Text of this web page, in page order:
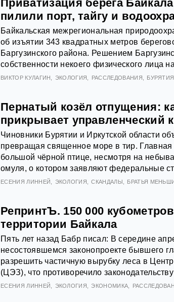
Приватизация берега
пилили порт, тайгу и
Байкальская межрегиональная
об изъятии 343 квадратных метров
Баргузинского района. Решением
собственности некоего физического лица
ВИКТОР КУЛАГИН ЭКОЛОГИЯ РАССЛЕДОВАНИЯ БУРЯТИЯ
Пернатый козёл отпущения:
прикрывает управленческий
Чиновники Бурятии и Иркутской области
превращая священное море в тир.
большой чёрной птице, несмотря на
омуля, о котором заявляют федеральные
ЕСЕНИЯ ЛИННЕЙ ЭКОЛОГИЯ СКАНДАЛЫ БРАТЬЯ
РепринтЪ. 150 000
территории Байкала
Пять лет назад Бабр писал: В середине
несостоявшемся законопроекте бывшего
разрешить частичную вырубку леса в
(ЦЭЗ), что противоречило
ЕСЕНИЯ ЛИННЕЙ ЭКОЛОГИЯ ЭКОНОМИКА